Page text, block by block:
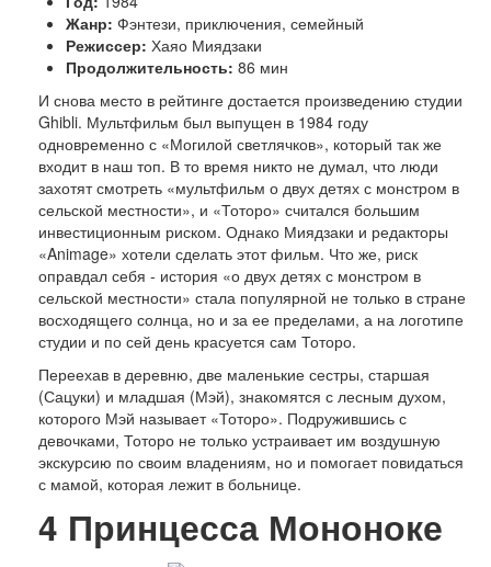
Жанр: Фэнтези, приключения, семейный
Режиссер: Хаяо Миядзаки
Продолжительность: 86 мин
И снова место в рейтинге достается произведению студии
Ghibli. Мультфильм был выпущен в 1984 году
одновременно с «Могилой светлячков», который так же
входит в наш топ. В то время никто не думал, что люди
захотят смотреть «мультфильм о двух детях с монстром в
сельской местности», и «Тоторо» считался большим
инвестиционным риском. Однако Миядзаки и редакторы
«Animage» хотели сделать этот фильм. Что же, риск
оправдал себя - история «о двух детях с монстром в
сельской местности» стала популярной не только в стране
восходящего солнца, но и за ее пределами, а на логотипе
студии и по сей день красуется сам Тоторо.
Переехав в деревню, две маленькие сестры, старшая
(Сацуки) и младшая (Мэй), знакомятся с лесным духом,
которого Мэй называет «Тоторо». Подружившись с
девочками, Тоторо не только устраивает им воздушную
экскурсию по своим владениям, но и помогает повидаться
с мамой, которая лежит в больнице.
4 Принцесса Мононоке